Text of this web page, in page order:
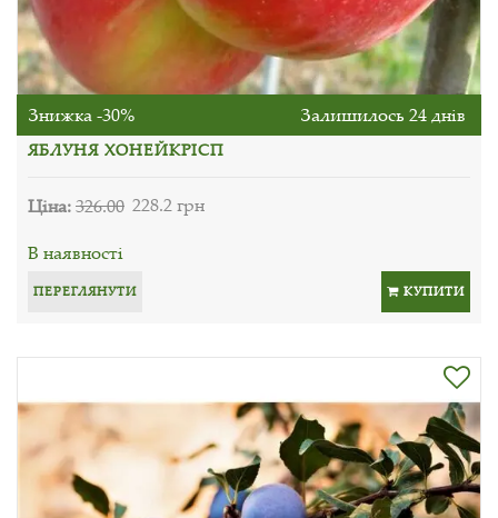
Знижка -30% Залишилось 24 днів
ЯБЛУНЯ ХОНЕЙКРІСП
Ціна:326.00 228.2 грн
В наявності
ПЕРЕГЛЯНУТИ КУПИТИ